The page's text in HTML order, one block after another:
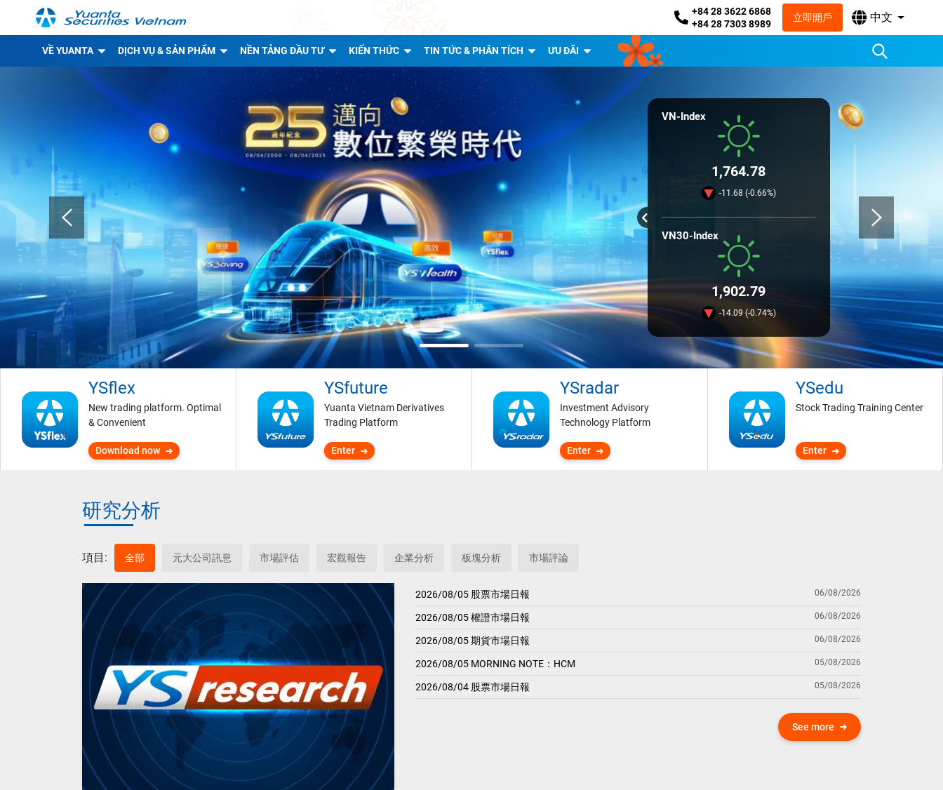
+84 28 3622 6868
+84 28 7303 8989
立即開戶 中文
VỀ YUANTA DỊCH VỤ & SẢN PHẨM NỀN TẢNG ĐẦU TƯ KIẾN THỨC TIN TỨC & PHÂN TÍCH ƯU ĐÃI
VN-Index
1,764.78
-11.68 (-0.66%)
VN30-Index
1,902.79
-14.09 (-0.74%)
YSflex
New trading platform. Optimal
& Convenient
Download now
YSfuture
Yuanta Vietnam Derivatives
Trading Platform
Enter
YSradar
Investment Advisory
Technology Platform
Enter
YSedu
Stock Trading Training Center
Enter
研究分析
項目: 全部 元大公司訊息 市場評估 宏觀報告 企業分析 板塊分析 市場評論
2026/08/05 股票市場日報 06/08/2026
2026/08/05 權證市場日報 06/08/2026
2026/08/05 期貨市場日報 06/08/2026
2026/08/05 MORNING NOTE：HCM 05/08/2026
2026/08/04 股票市場日報 05/08/2026
See more